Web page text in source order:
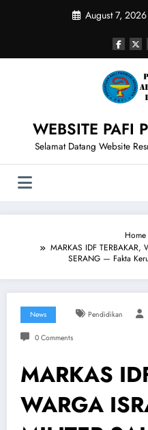
August 7, 2026
WEBSITE PAFI
Selamat Datang Website
Home
MARKAS IDF TERBAKAR,
SERANG — Fakta
News Pendidikan
0 Comments
MARKAS
WARGA